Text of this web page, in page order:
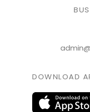
DOWNLOAD